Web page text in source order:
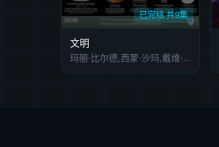
已完结 共9集
文明
玛丽·比尔德,西蒙·沙玛,戴维·奥卢索加